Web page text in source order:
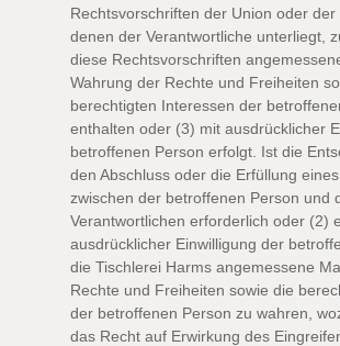
Rechtsvorschriften der Union oder der
denen der Verantwortliche unterliegt,
diese Rechtsvorschriften
Wahrung der Rechte und Freiheiten
berechtigten Interessen der
enthalten oder (3) mit ausdrücklicher
betroffenen Person erfolgt. Ist die
den Abschluss oder die Erfüllung
zwischen der betroffenen Person und
Verantwortlichen erforderlich oder (2)
ausdrücklicher Einwilligung der
die Tischlerei Harms angemessene
Rechte und Freiheiten sowie die
der betroffenen Person zu wahren,
das Recht auf Erwirkung des